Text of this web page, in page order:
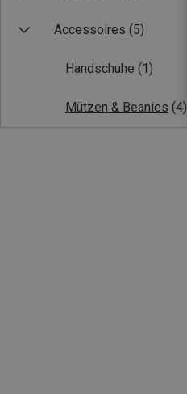
Accessoires (5)
Handschuhe (1)
Mützen & Beanies (4)